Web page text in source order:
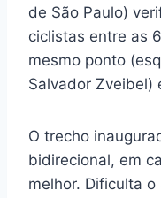
de São Paulo)
ciclistas entre as
mesmo ponto
Salvador Zveibel)
O trecho
bidirecional, em
melhor. Dificulta